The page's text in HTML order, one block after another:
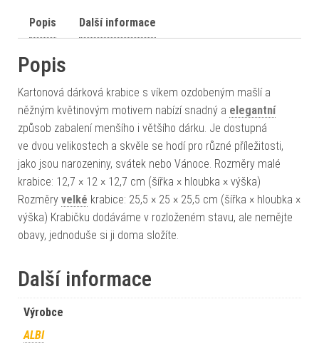
Popis Další informace
Popis
Kartonová dárková krabice s víkem ozdobeným mašlí a
něžným květinovým motivem nabízí snadný a elegantní
způsob zabalení menšího i většího dárku. Je dostupná
ve dvou velikostech a skvěle se hodí pro různé příležitosti,
jako jsou narozeniny, svátek nebo Vánoce. Rozměry malé
krabice: 12,7 × 12 × 12,7 cm (šířka × hloubka × výška)
Rozměry velké krabice: 25,5 × 25 × 25,5 cm (šířka × hloubka ×
výška) Krabičku dodáváme v rozloženém stavu, ale nemějte
obavy, jednoduše si ji doma složíte.
Další informace
Výrobce
ALBI